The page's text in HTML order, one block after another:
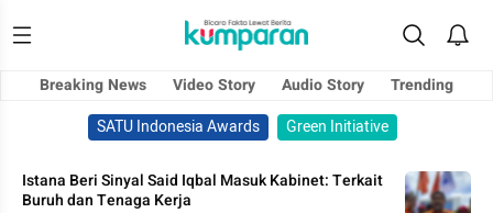
Breaking News Video Story Audio Story
Trending
SATU Indonesia Awards
Green Initiative
Istana Beri Sinyal Said Iqbal Masuk Kabinet: Terkait
Buruh dan Tenaga Kerja